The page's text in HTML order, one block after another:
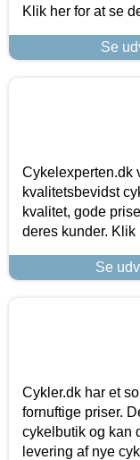
Klik her for at se
Se
Cykelexperten.dk
kvalitetsbevidst
kvalitet, gode
deres kunder. Klik
Se
Cykler.dk har et
fornuftige priser.
cykelbutik og kan
levering af nye